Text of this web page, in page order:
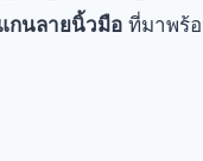
กนลายนิ้วมือ ที่มาพร้